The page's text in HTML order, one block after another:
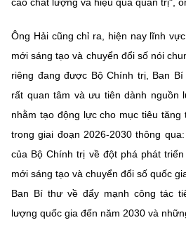
cao chất lượng và hiệu quả quản trị",
Ông Hải cũng chỉ ra, hiện nay lĩnh
mới sáng tạo và chuyển đổi số nói
riêng đang được Bộ Chính trị, Ban
rất quan tâm và ưu tiên dành nguồn
nhằm tạo động lực cho mục tiêu
trong giai đoạn 2026-2030 thông
của Bộ Chính trị về đột phá phát
mới sáng tạo và chuyển đổi số quốc
Ban Bí thư về đẩy mạnh công tác
lượng quốc gia đến năm 2030 và